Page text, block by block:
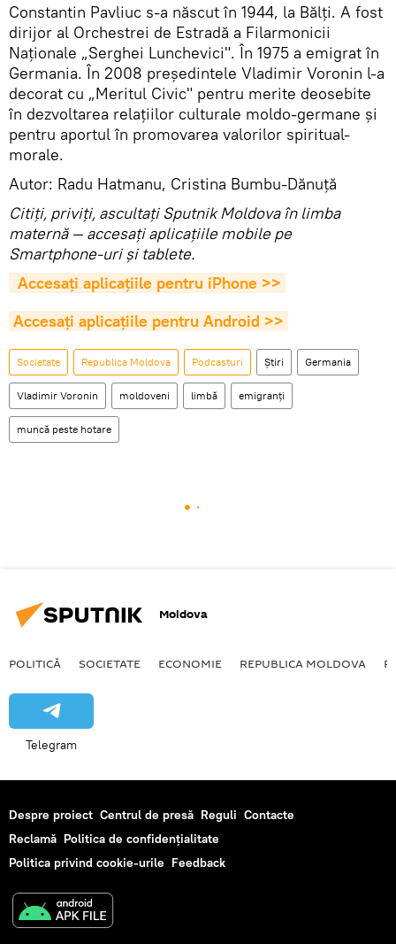
Constantin Pavliuc s-a născut în 1944, la Bălţi. A fost
dirijor al Orchestrei de Estradă a Filarmonicii
Naţionale „Serghei Lunchevici". În 1975 a emigrat în
Germania. În 2008 preşedintele Vladimir Voronin l-a
decorat cu „Meritul Civic" pentru merite deosebite
în dezvoltarea relaţiilor culturale moldo-germane şi
pentru aportul în promovarea valorilor spiritual-
morale.
Autor: Radu Hatmanu, Cristina Bumbu-Dănuță
Citiţi, priviţi, ascultaţi Sputnik Moldova în limba
maternă — accesaţi aplicaţiile mobile pe
Smartphone-uri şi tablete.
Accesaţi aplicaţiile pentru iPhone >>
Accesaţi aplicaţiile pentru Android >>
Societate Republica Moldova Podcasturi Știri Germania
Vladimir Voronin moldoveni limbă emigranți
muncă peste hotare
Moldova
POLITICĂ SOCIETATE ECONOMIE REPUBLICA MOLDOVA
Telegram
Despre proiect Centrul de presă Reguli Contacte
Reclamă Politica de confidențialitate
Politica privind cookie-urile Feedback